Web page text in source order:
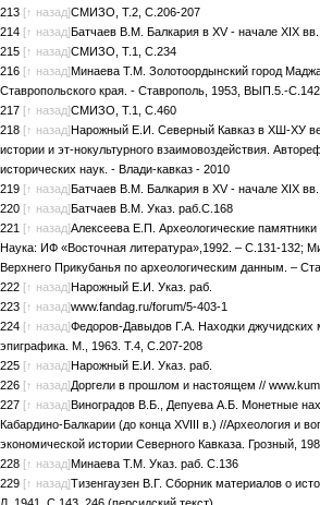
213 [↑ назад]СМИЗО, Т.2, С.206-207
214 [↑ назад]Батчаев В.М. Балкария в XV - начале XIX
215 [↑ назад]СМИЗО, Т.1, С.234
216 [↑ назад]Минаева Т.М. Золотоордынский город
Ставропольского края. - Ставрополь, 1953, ВЫП.5.-С.142
217 [↑ назад]СМИЗО, Т.1, С.460
218 [↑ назад]Нарожный Е.И. Северный Кавказ в ХШ-ХУ
истории и эт-нокультурного взаимовоздействия.
исторических наук. - Влади-кавказ - 2010
219 [↑ назад]Батчаев В.М. Балкария в XV - начале XIX
220 [↑ назад]Батчаев В.М. Указ. раб.С.168
221 [↑ назад]Алексеева Е.П. Археологические
Наука: ИФ «Восточная литература»,1992. – С.131-132;
Верхнего Прикубанья по археологическим данным. –
222 [↑ назад]Нарожный Е.И. Указ. раб.
223 [↑ назад]www.fandag.ru/forum/5-403-1
224 [↑ назад]Федоров-Давыдов Г.А. Находки джучидских
эпиграфика. М., 1963. Т.4, С.207-208
225 [↑ назад]Нарожный Е.И. Указ. раб.
226 [↑ назад]Доргели в прошлом и настоящем //
227 [↑ назад]Виноградов В.Б., Депуева А.Б. Монетные
Кабардино-Балкарии (до конца XVIII в.) //Археология и
экономической истории Северного Кавказа. Грозный,
228 [↑ назад]Минаева Т.М. Указ. раб. С.136
229 [↑ назад]Тизенгаузен В.Г. Сборник материалов о
Л.,1941, С.143, 246 (персидский текст).